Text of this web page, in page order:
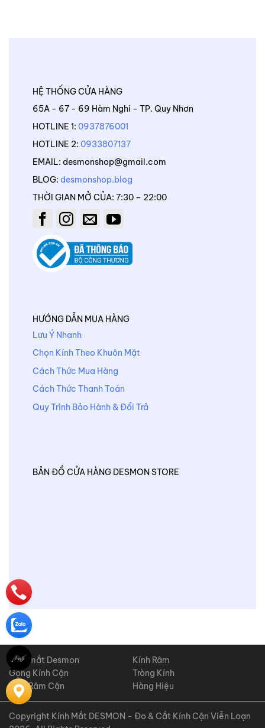
HỆ THỐNG CỬA HÀNG
65A - 67 - 69 Hàm Nghi - TP. Quy Nhơn
HOTLINE 1: 0937876001
HOTLINE 2: 0933807137
EMAIL: desmonshop@gmail.com
BLOG: desmonshop.blog
THỜI GIAN MỞ CỦA: 7:30 – 22:00
HƯỚNG DẪN MUA HÀNG
Lưu Ý Nhanh
Chọn Kính Theo Khuôn Mặt
Cách Thức Mua Hàng
Cách Thức Thanh Toán
Quy Trình Bảo Hành & Đổi Trả
BẢN ĐỒ CỬA HÀNG DESMON STORE
Kính mắt Desmon
Kính Râm
Gọng Kính Cận
Tròng Kính
Kính Râm Cận
Hàng Hiệu
Copyright Kính Mắt DESMON - Đo & Cắt Kính Cận Viễn Loạn